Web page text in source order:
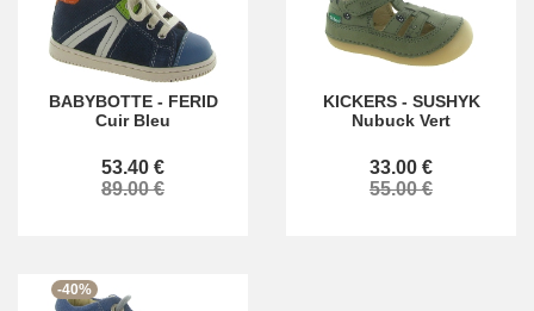
BABYBOTTE- FERID
Cuir Bleu
53.40 €
89.00 €
KICKERS- SUSHYK
Nubuck Vert
33.00 €
55.00 €
-40%